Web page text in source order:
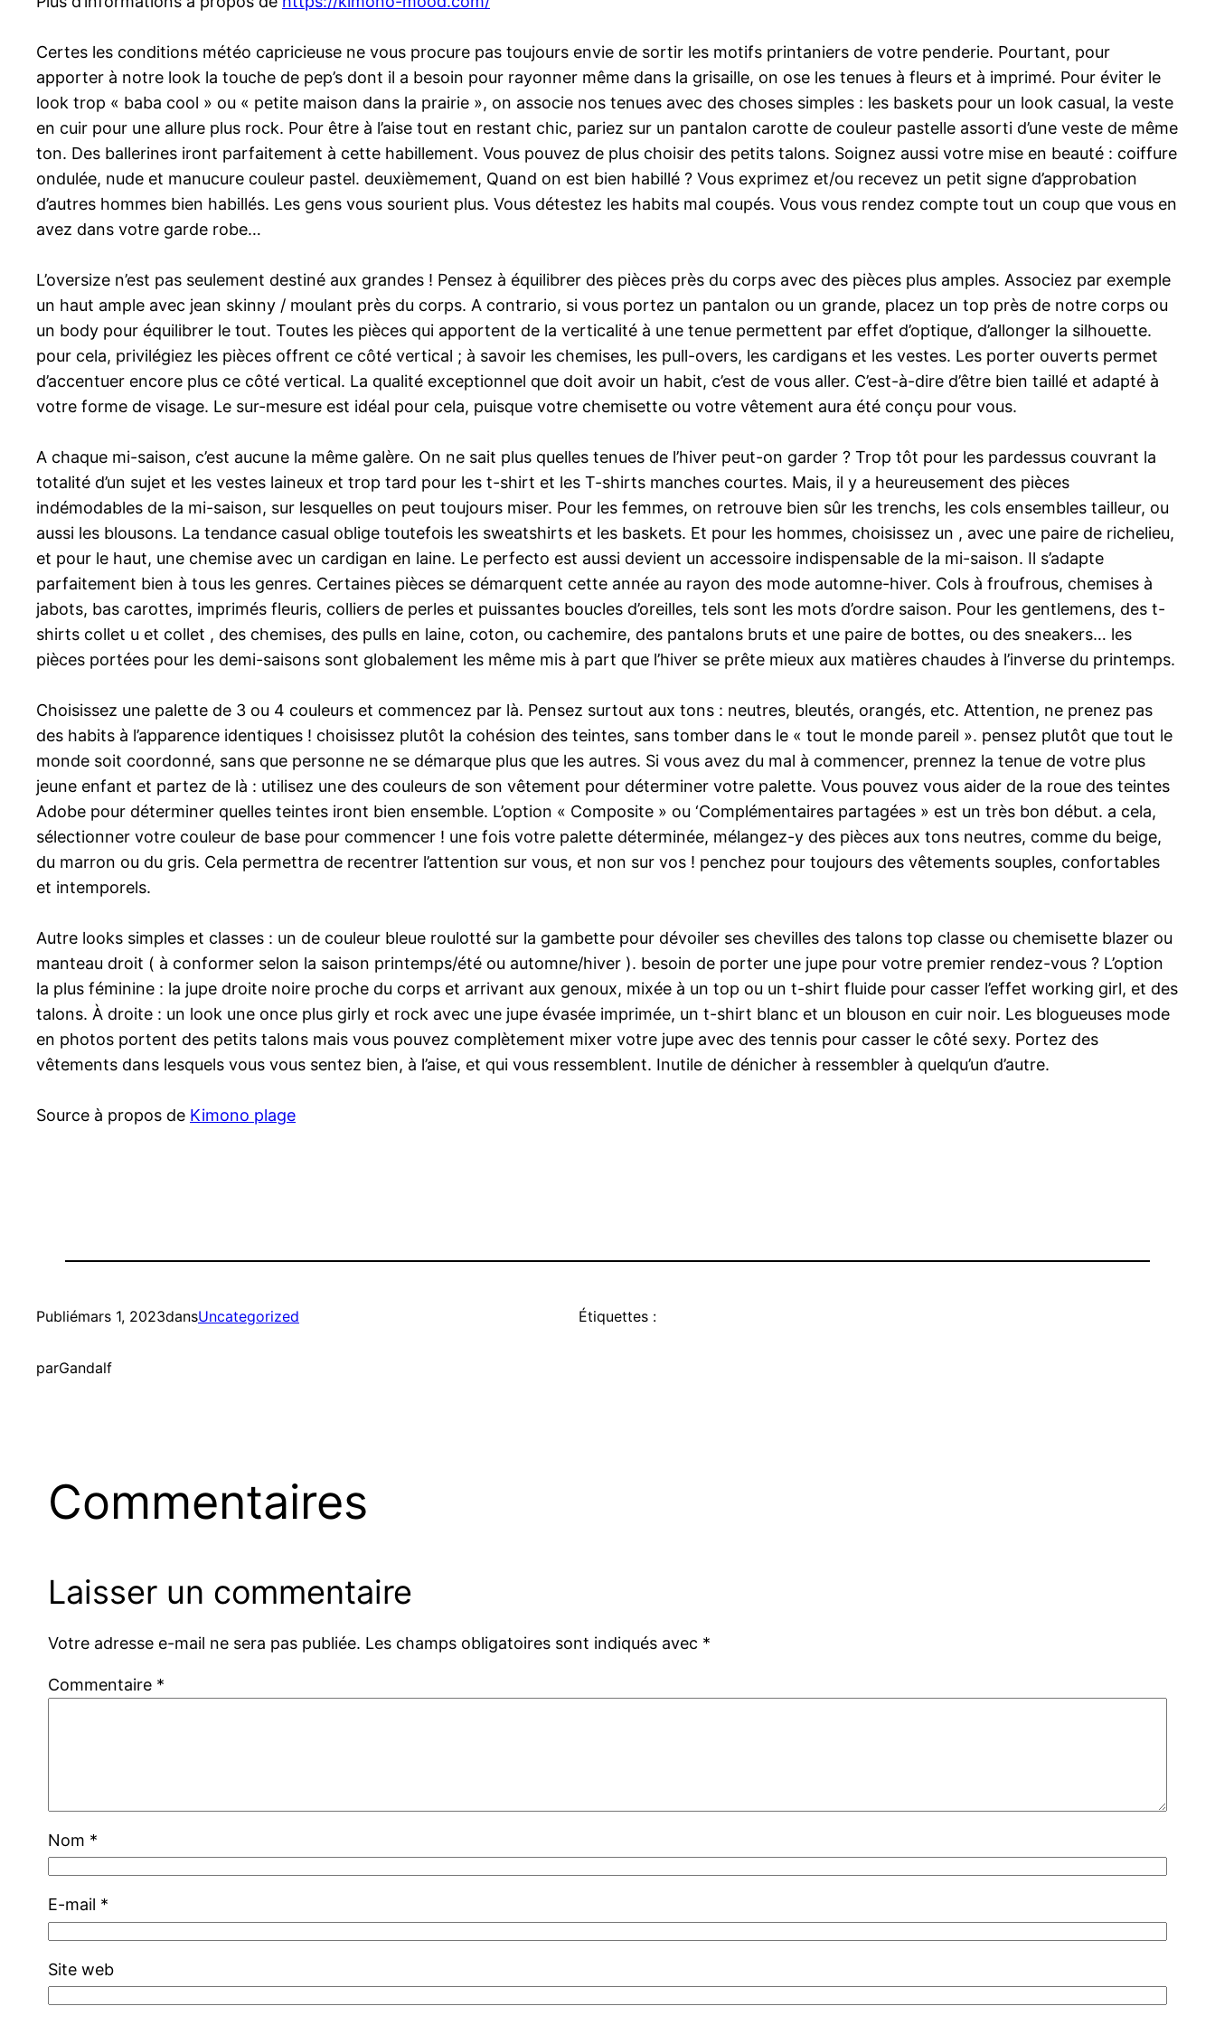
Certes les conditions météo capricieuse ne vous procure pas toujours envie de sortir les motifs printaniers de votre penderie. Pourtant, pour
apporter à notre look la touche de pep’s dont il a besoin pour rayonner même dans la grisaille, on ose les tenues à fleurs et à imprimé. Pour éviter le
look trop « baba cool » ou « petite maison dans la prairie », on associe nos tenues avec des choses simples : les baskets pour un look casual, la veste
en cuir pour une allure plus rock. Pour être à l’aise tout en restant chic, pariez sur un pantalon carotte de couleur pastelle assorti d’une veste de même
ton. Des ballerines iront parfaitement à cette habillement. Vous pouvez de plus choisir des petits talons. Soignez aussi votre mise en beauté : coiffure
ondulée, nude et manucure couleur pastel. deuxièmement, Quand on est bien habillé ? Vous exprimez et/ou recevez un petit signe d’approbation
d’autres hommes bien habillés. Les gens vous sourient plus. Vous détestez les habits mal coupés. Vous vous rendez compte tout un coup que vous en
avez dans votre garde robe…
L’oversize n’est pas seulement destiné aux grandes ! Pensez à équilibrer des pièces près du corps avec des pièces plus amples. Associez par exemple
un haut ample avec jean skinny / moulant près du corps. A contrario, si vous portez un pantalon ou un grande, placez un top près de notre corps ou
un body pour équilibrer le tout. Toutes les pièces qui apportent de la verticalité à une tenue permettent par effet d’optique, d’allonger la silhouette.
pour cela, privilégiez les pièces offrent ce côté vertical ; à savoir les chemises, les pull-overs, les cardigans et les vestes. Les porter ouverts permet
d’accentuer encore plus ce côté vertical. La qualité exceptionnel que doit avoir un habit, c’est de vous aller. C’est-à-dire d’être bien taillé et adapté à
votre forme de visage. Le sur-mesure est idéal pour cela, puisque votre chemisette ou votre vêtement aura été conçu pour vous.
A chaque mi-saison, c’est aucune la même galère. On ne sait plus quelles tenues de l’hiver peut-on garder ? Trop tôt pour les pardessus couvrant la
totalité d’un sujet et les vestes laineux et trop tard pour les t-shirt et les T-shirts manches courtes. Mais, il y a heureusement des pièces
indémodables de la mi-saison, sur lesquelles on peut toujours miser. Pour les femmes, on retrouve bien sûr les trenchs, les cols ensembles tailleur, ou
aussi les blousons. La tendance casual oblige toutefois les sweatshirts et les baskets. Et pour les hommes, choisissez un , avec une paire de richelieu,
et pour le haut, une chemise avec un cardigan en laine. Le perfecto est aussi devient un accessoire indispensable de la mi-saison. Il s’adapte
parfaitement bien à tous les genres. Certaines pièces se démarquent cette année au rayon des mode automne-hiver. Cols à froufrous, chemises à
jabots, bas carottes, imprimés fleuris, colliers de perles et puissantes boucles d’oreilles, tels sont les mots d’ordre saison. Pour les gentlemens, des t-
shirts collet u et collet , des chemises, des pulls en laine, coton, ou cachemire, des pantalons bruts et une paire de bottes, ou des sneakers… les
pièces portées pour les demi-saisons sont globalement les même mis à part que l’hiver se prête mieux aux matières chaudes à l’inverse du printemps.
Choisissez une palette de 3 ou 4 couleurs et commencez par là. Pensez surtout aux tons : neutres, bleutés, orangés, etc. Attention, ne prenez pas
des habits à l’apparence identiques ! choisissez plutôt la cohésion des teintes, sans tomber dans le « tout le monde pareil ». pensez plutôt que tout le
monde soit coordonné, sans que personne ne se démarque plus que les autres. Si vous avez du mal à commencer, prennez la tenue de votre plus
jeune enfant et partez de là : utilisez une des couleurs de son vêtement pour déterminer votre palette. Vous pouvez vous aider de la roue des teintes
Adobe pour déterminer quelles teintes iront bien ensemble. L’option « Composite » ou ‘Complémentaires partagées » est un très bon début. a cela,
sélectionner votre couleur de base pour commencer ! une fois votre palette déterminée, mélangez-y des pièces aux tons neutres, comme du beige,
du marron ou du gris. Cela permettra de recentrer l’attention sur vous, et non sur vos ! penchez pour toujours des vêtements souples, confortables
et intemporels.
Autre looks simples et classes : un de couleur bleue roulotté sur la gambette pour dévoiler ses chevilles des talons top classe ou chemisette blazer ou
manteau droit ( à conformer selon la saison printemps/été ou automne/hiver ). besoin de porter une jupe pour votre premier rendez-vous ? L’option
la plus féminine : la jupe droite noire proche du corps et arrivant aux genoux, mixée à un top ou un t-shirt fluide pour casser l’effet working girl, et des
talons. À droite : un look une once plus girly et rock avec une jupe évasée imprimée, un t-shirt blanc et un blouson en cuir noir. Les blogueuses mode
en photos portent des petits talons mais vous pouvez complètement mixer votre jupe avec des tennis pour casser le côté sexy. Portez des
vêtements dans lesquels vous vous sentez bien, à l’aise, et qui vous ressemblent. Inutile de dénicher à ressembler à quelqu’un d’autre.
Source à propos de Kimono plage
Publiémars 1, 2023dansUncategorized
parGandalf
Étiquettes :
Commentaires
Laisser un commentaire
Votre adresse e-mail ne sera pas publiée. Les champs obligatoires sont indiqués avec *
Commentaire *
Nom *
E-mail *
Site web